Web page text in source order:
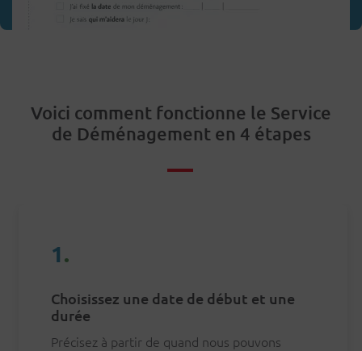
Voici comment fonctionne le Service
de Déménagement en 4 étapes
1.
Choisissez une date de début et une
durée
Précisez à partir de quand nous pouvons